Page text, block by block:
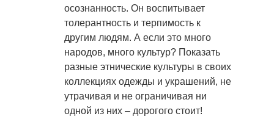
осознанность. Он воспитывает
толерантность и терпимость к
другим людям. А если это много
народов, много культур? Показать
разные этнические культуры в своих
коллекциях одежды и украшений, не
утрачивая и не ограничивая ни
одной из них – дорогого стоит!